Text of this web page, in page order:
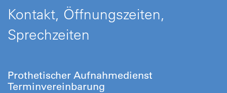
Kontakt, Öffnungszeiten,
Sprechzeiten
Prothetischer Aufnahmedienst
Terminvereinbarung